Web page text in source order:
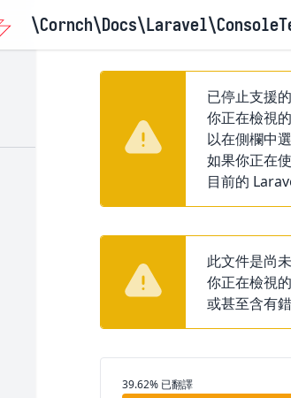
\Cornch\Docs\Laravel
已停止支援
你正在檢視
以在側欄中
如果你正在
目前的
此文件是尚
你正在檢視
或甚至含有
翻譯進度
39.62% 已翻譯